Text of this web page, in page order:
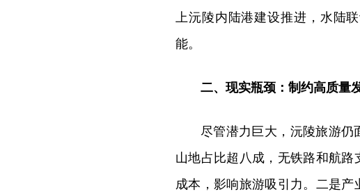
上沅陵内陆港建设推进，水陆
能。
二、现实瓶颈：制约高质量
尽管潜力巨大，沅陵旅游仍
山地占比超八成，无铁路和航
成本，影响旅游吸引力。二是